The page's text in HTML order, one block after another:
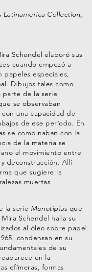
Collection,
Schendel elaboró sus
cuando empezó a
papeles especiales,
Dibujos tales como
parte de la serie
se observaban
una capacidad de
de ese período. En
se combinaban con la
de la materia se
el movimiento entre
deconstrucción. Allí
que sugiere la
muertas
la serie Monotipias que
Schendel halla su
al óleo sobre papel
condensan en su
de su
en la
efímeras, formas